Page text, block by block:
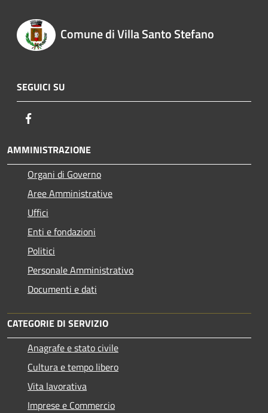
Comune di Villa Santo Stefano
SEGUICI SU
AMMINISTRAZIONE
Organi di Governo
Aree Amministrative
Uffici
Enti e fondazioni
Politici
Personale Amministrativo
Documenti e dati
CATEGORIE DI SERVIZIO
Anagrafe e stato civile
Cultura e tempo libero
Vita lavorativa
Imprese e Commercio